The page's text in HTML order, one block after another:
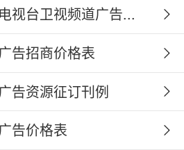
视台卫视频道广告...
告招商价格表
告资源征订刊例
告价格表